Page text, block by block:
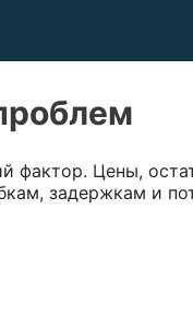
фактор. Цены,
задержкам и